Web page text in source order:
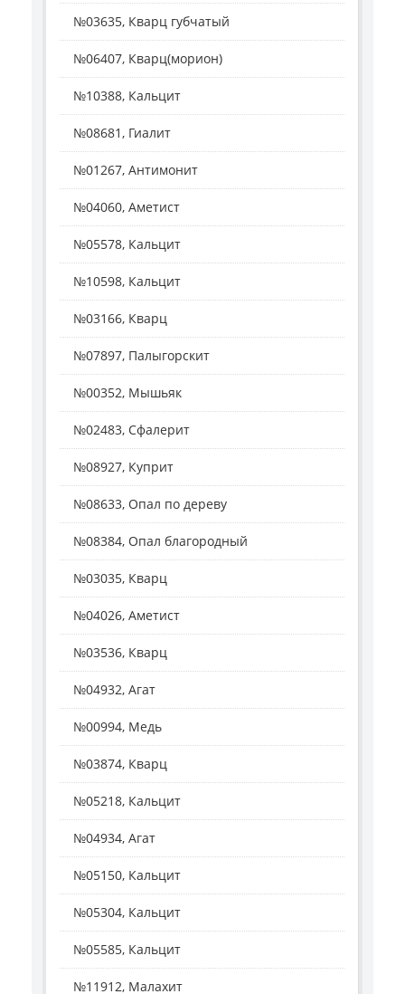
№03635, Кварц губчатый
№06407, Кварц(морион)
№10388, Кальцит
№08681, Гиалит
№01267, Антимонит
№04060, Аметист
№05578, Кальцит
№10598, Кальцит
№03166, Кварц
№07897, Палыгорскит
№00352, Мышьяк
№02483, Сфалерит
№08927, Куприт
№08633, Опал по дереву
№08384, Опал благородный
№03035, Кварц
№04026, Аметист
№03536, Кварц
№04932, Агат
№00994, Медь
№03874, Кварц
№05218, Кальцит
№04934, Агат
№05150, Кальцит
№05304, Кальцит
№05585, Кальцит
№11912, Малахит